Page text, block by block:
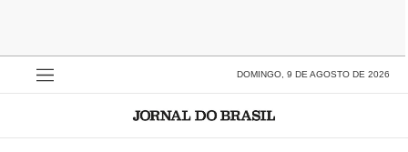
DOMINGO, 9 DE AGOSTO DE 2026